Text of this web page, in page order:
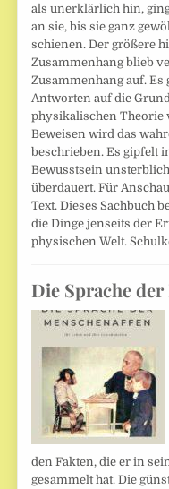
als unerklärlich hin,
an sie, bis sie ganz
schienen. Der größere
Zusammenhang blieb
Zusammenhang auf.
Antworten auf die
physikalischen Theorie
Beweisen wird das
beschrieben. Es gipfelt
Bewusstsein
überdauert. Für
Text. Dieses Sachbuch
die Dinge jenseits der
physischen Welt.
Die Sprache
den Fakten, die er in
gesammelt hat. Die